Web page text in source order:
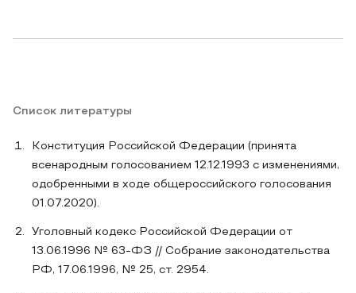
Список литературы
Конституция Российской Федерации (принята
всенародным голосованием 12.12.1993 с изменениями,
одобренными в ходе общероссийского голосования
01.07.2020).
Уголовный кодекс Российской Федерации от
13.06.1996 № 63-ФЗ // Собрание законодательства
РФ, 17.06.1996, № 25, ст. 2954.